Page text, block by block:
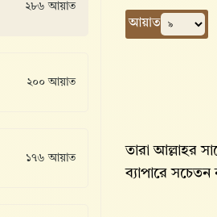
২৮৬ আয়াত
২০০ আয়াত
১৭৬ আয়াত
আয়াত
তারা আল্লাহর
ব্যাপারে সচেতন